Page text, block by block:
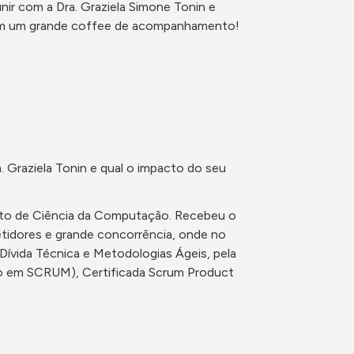
com a Dra. Graziela Simone Tonin e
grande coffee de acompanhamento!
Tonin e qual o impacto do seu
de Ciência da Computação. Recebeu o
e grande concorrência, onde no
Técnica e Metodologias Ágeis, pela
SCRUM), Certificada Scrum Product